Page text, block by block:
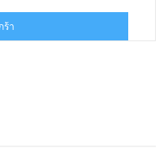
฿15.00.
ร้า